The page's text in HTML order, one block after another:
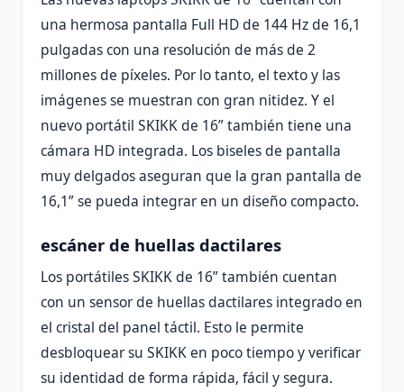
una hermosa pantalla Full HD de 144 Hz de 16,1
pulgadas con una resolución de más de 2
millones de píxeles. Por lo tanto, el texto y las
imágenes se muestran con gran nitidez. Y el
nuevo portátil SKIKK de 16” también tiene una
cámara HD integrada. Los biseles de pantalla
muy delgados aseguran que la gran pantalla de
16,1” se pueda integrar en un diseño compacto.
escáner de huellas dactilares
Los portátiles SKIKK de 16” también cuentan
con un sensor de huellas dactilares integrado en
el cristal del panel táctil. Esto le permite
desbloquear su SKIKK en poco tiempo y verificar
su identidad de forma rápida, fácil y segura.